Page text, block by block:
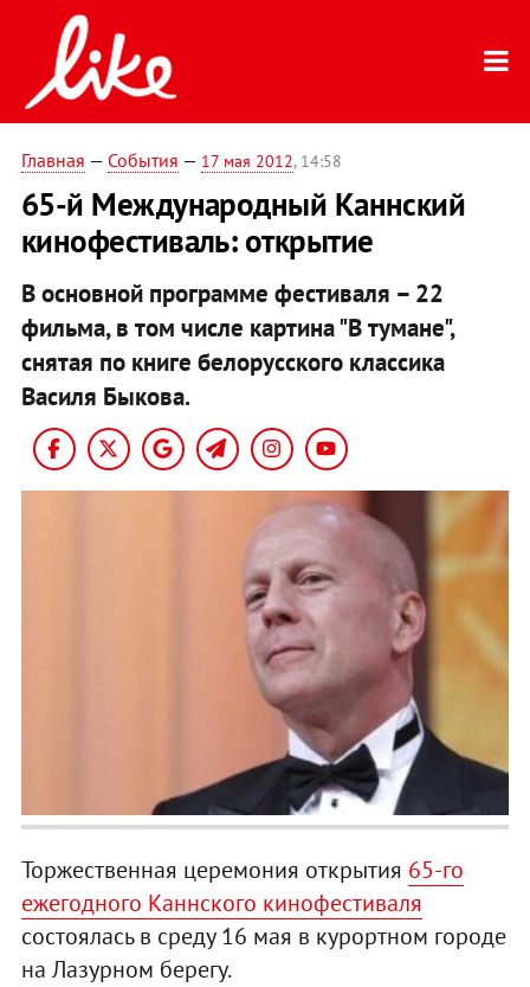
Главная — События — 17 мая 2012, 14:58
65-й Международный Каннский
кинофестиваль: открытие
В основной программе фестиваля – 22
фильма, в том числе картина "В тумане",
снятая по книге белорусского классика
Василя Быкова.
Торжественная церемония открытия 65-го
ежегодного Каннского кинофестиваля
состоялась в среду 16 мая в курортном городе
на Лазурном берегу.